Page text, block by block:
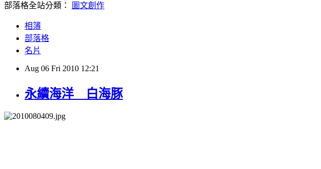
部落格全站分類： 圖文創作
相簿
部落格
名片
Aug 06 Fri 2010 12:21
永續海洋__白海豚